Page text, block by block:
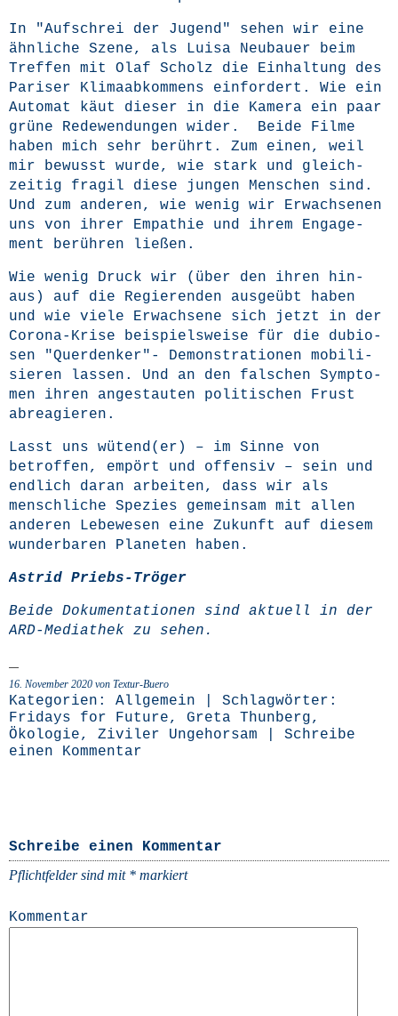
In "Auf­schrei der Jugend" sehen wir eine
ähn­li­che Sze­ne, als Lui­sa Neu­bau­er beim
Tref­fen mit Olaf Scholz die Ein­hal­tung des
Pari­ser Kli­ma­ab­kom­mens ein­for­dert. Wie ein
Auto­mat käut die­ser in die Kame­ra ein paar
grü­ne Rede­wen­dun­gen wider. Bei­de Fil­me
haben mich sehr berührt. Zum einen, weil
mir bewusst wur­de, wie stark und gleich­
zei­tig fra­gil die­se jun­gen Men­schen sind.
Und zum ande­ren, wie wenig wir Erwach­se­nen
uns von ihrer Empa­thie und ihrem Enga­ge­
ment berüh­ren ließen.
Wie wenig Druck wir (über den ihren hin­
aus) auf die Regie­ren­den aus­ge­übt haben
und wie vie­le Erwach­se­ne sich jetzt in der
Coro­na-Kri­se bei­spiels­wei­se für die dubio­
sen "Quer­den­ker"- Demons­tra­tio­nen mobi­li­
sie­ren las­sen. Und an den fal­schen Sym­pto­
men ihren ange­stau­ten poli­ti­schen Frust
abreagieren.
Lasst uns wütend(er) – im Sin­ne von
betrof­fen, empört und offen­siv – sein und
end­lich dar­an arbei­ten, dass wir als
mensch­li­che Spe­zi­es gemein­sam mit allen
ande­ren Lebe­we­sen eine Zukunft auf die­sem
wun­der­ba­ren Pla­ne­ten haben.
Astrid Priebs-Trö­ger
Bei­de Doku­men­ta­tio­nen sind aktu­ell in der
ARD-Media­thek zu sehen.
16. November 2020 von Textur-Buero
Kategorien: Allgemein | Schlagwörter:
Fridays for Future, Greta Thunberg,
Ökologie, Ziviler Ungehorsam
Schreibe
einen Kommentar
Schreibe einen Kommentar
Pflichtfelder sind mit * markiert
Kommentar